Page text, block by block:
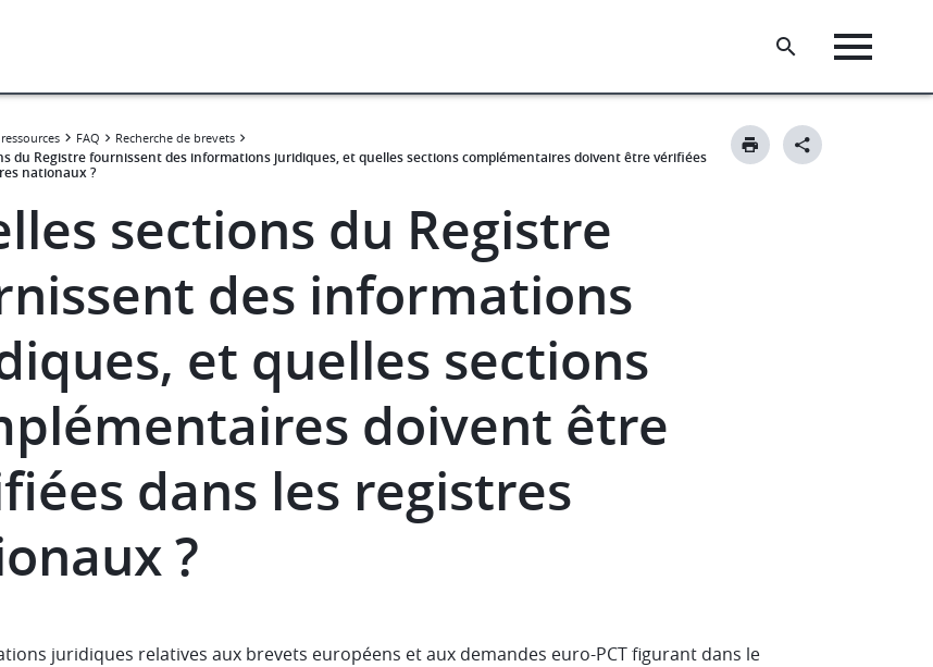
FAQ Recherche de brevets
du Registre fournissent des informations juridiques, et quelles sections complémentaires doivent être vérifiées
nationaux ?
sections du Registre
des informations
et quelles sections
doivent être
dans les registres
?
juridiques relatives aux brevets européens et aux demandes euro-PCT figurant dans le